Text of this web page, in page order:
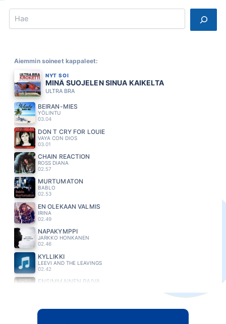
Search
Aiemmin soineet kappaleet:
NYT SOI
MINÄ SUOJELEN SINUA KAIKELTA
ULTRA BRA
BEIRAN-MIES
YÖLINTU
03.04
DON T CRY FOR LOUIE
VAYA CON DIOS
03.01
CHAIN REACTION
ROSS DIANA
02.57
MURTUMATON
BABLO
02.53
EN OLEKAAN VALMIS
IRINA
02.49
NAPAKYMPPI
JARKKO HONKANEN
02.46
KYLLIKKI
LEEVI AND THE LEAVINGS
02.42
ENSIMMÄINEN PÄIVÄ
EAGLES